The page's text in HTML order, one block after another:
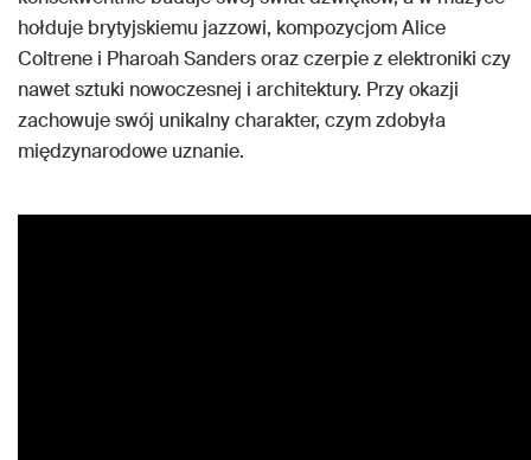
hołduje brytyjskiemu jazzowi, kompozycjom Alice
Coltrene i Pharoah Sanders oraz czerpie z elektroniki czy
nawet sztuki nowoczesnej i architektury. Przy okazji
zachowuje swój unikalny charakter, czym zdobyła
międzynarodowe uznanie.